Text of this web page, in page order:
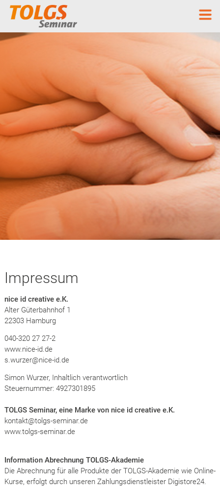
Impressum
nice id creative e.K.
Alter Güterbahnhof 1
22303 Hamburg
040-320 27 27-2
www.nice-id.de
s.wurzer@nice-id.de
Simon Wurzer, Inhaltlich verantwortlich
Steuernummer: 4927301895
TOLGS Seminar, eine Marke von nice id creative e.K.
kontakt@tolgs-seminar.de
www.tolgs-seminar.de
Information Abrechnung TOLGS-Akademie
Die Abrechnung für alle Produkte der TOLGS-Akademie wie Online-
Kurse, erfolgt durch unseren Zahlungsdienstleister Digistore24.